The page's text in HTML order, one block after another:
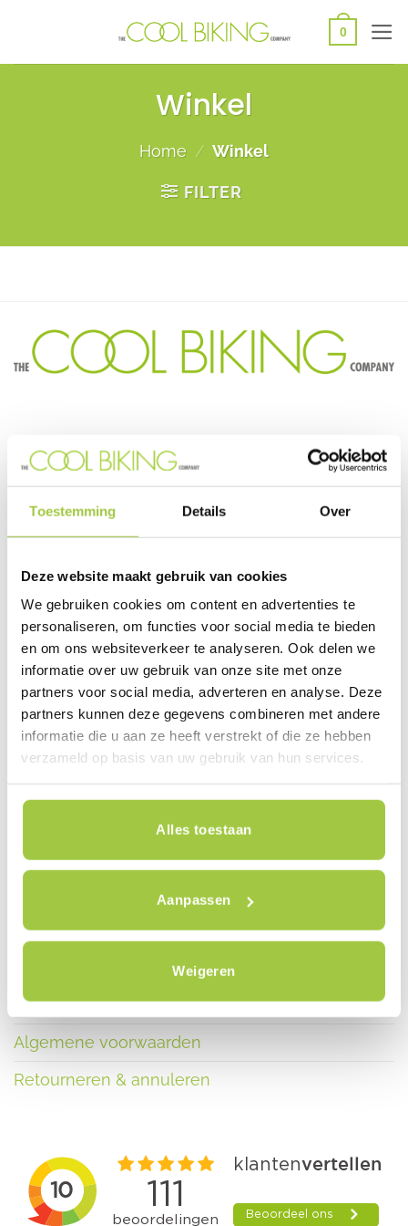
Toestemming Details Over
Deze website maakt gebruik van cookies
We gebruiken cookies om content en advertenties te
personaliseren, om functies voor social media te bieden
en om ons websiteverkeer te analyseren. Ook delen we
informatie over uw gebruik van onze site met onze
partners voor social media, adverteren en analyse. Deze
partners kunnen deze gegevens combineren met andere
informatie die u aan ze heeft verstrekt of die ze hebben
verzameld op basis van uw gebruik van hun services.
Alles toestaan
Aanpassen
Weigeren
inhoud
0
Winkel
Home / Winkel
FILTER
1121 ND Landsmeer
+31 (0) 85-7735355
WhatsApp +31 (0)6 53 47 72 28
Elektrische fiets Nederland
Reviews
Nieuws
Inschrijven nieuwsbrief
Privacy policy
Algemene voorwaarden
Retourneren & annuleren